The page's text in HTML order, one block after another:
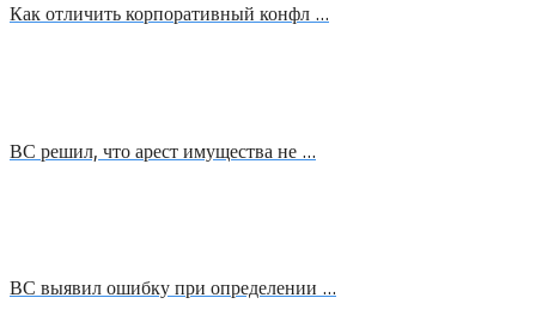
Как отличить корпоративный конфл …
ВС решил, что арест имущества не …
ВС выявил ошибку при определении …